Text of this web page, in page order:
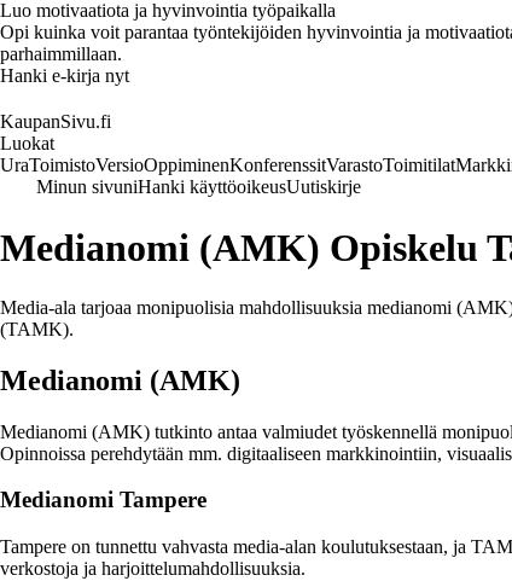
Luo motivaatiota ja hyvinvointia työpaikalla
Opi kuinka voit parantaa työntekijöiden hyvinvointia ja
parhaimmillaan.
Hanki e-kirja nyt
KaupanSivu.fi
Luokat
UraToimistoVersioOppiminenKonferenssitVarastoToimitilat
Minun sivuniHanki käyttöoikeusUutiskirje
Medianomi (AMK) Opiskelu
Media-ala tarjoaa monipuolisia mahdollisuuksia medianomi
(TAMK).
Medianomi (AMK)
Medianomi (AMK) tutkinto antaa valmiudet työskennellä
Opinnoissa perehdytään mm. digitaaliseen markkinointiin,
Medianomi Tampere
Tampere on tunnettu vahvasta media-alan koulutuksestaan, ja
verkostoja ja harjoittelumahdollisuuksia.